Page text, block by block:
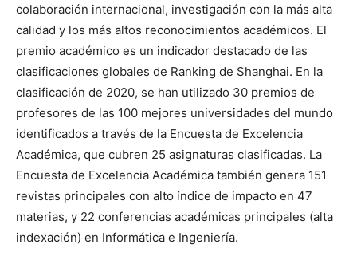
colaboración internacional, investigación con la más alta
calidad y los más altos reconocimientos académicos. El
premio académico es un indicador destacado de las
clasificaciones globales de Ranking de Shanghai. En la
clasificación de 2020, se han utilizado 30 premios de
profesores de las 100 mejores universidades del mundo
identificados a través de la Encuesta de Excelencia
Académica, que cubren 25 asignaturas clasificadas. La
Encuesta de Excelencia Académica también genera 151
revistas principales con alto índice de impacto en 47
materias, y 22 conferencias académicas principales (alta
indexación) en Informática e Ingeniería.